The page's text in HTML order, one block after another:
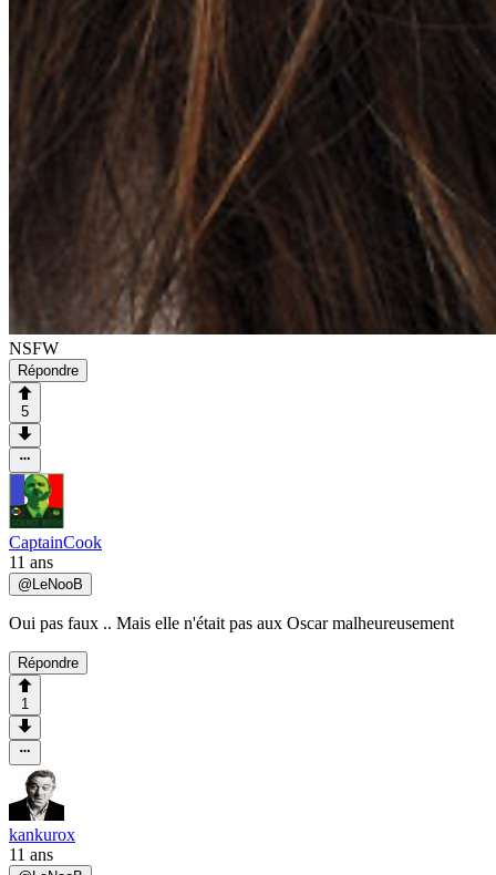
NSFW
Répondre
5
CaptainCook
11 ans
@LeNooB
Oui pas faux .. Mais elle n'était pas aux Oscar malheureusement
Répondre
1
kankurox
11 ans